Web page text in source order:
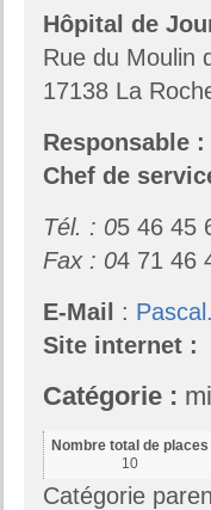
Hôpital de
Rue du Moulin
17138 La
Responsable :
Chef de
Tél. : 05 46 45
Fax : 04 71 46
E-Mail :
Site internet :
Catégorie :
Nombre total de places
10
Catégorie